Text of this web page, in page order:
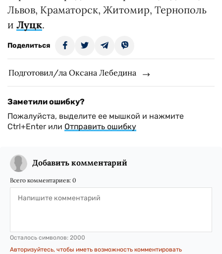
Львов, Краматорск, Житомир, Тернополь
и Луцк.
Поделиться
Подготовил/ла Оксана Лебедина
Заметили ошибку?
Пожалуйста, выделите ее мышкой и нажмите
Ctrl+Enter или Отправить ошибку
Добавить комментарий
Всего комментариев: 0
Осталось символов: 2000
Авторизуйтесь, чтобы иметь возможность комментировать